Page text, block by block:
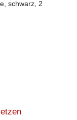
schwarz, 2